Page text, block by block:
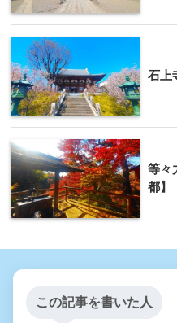
石上
等々
都】
この記事を書いた人